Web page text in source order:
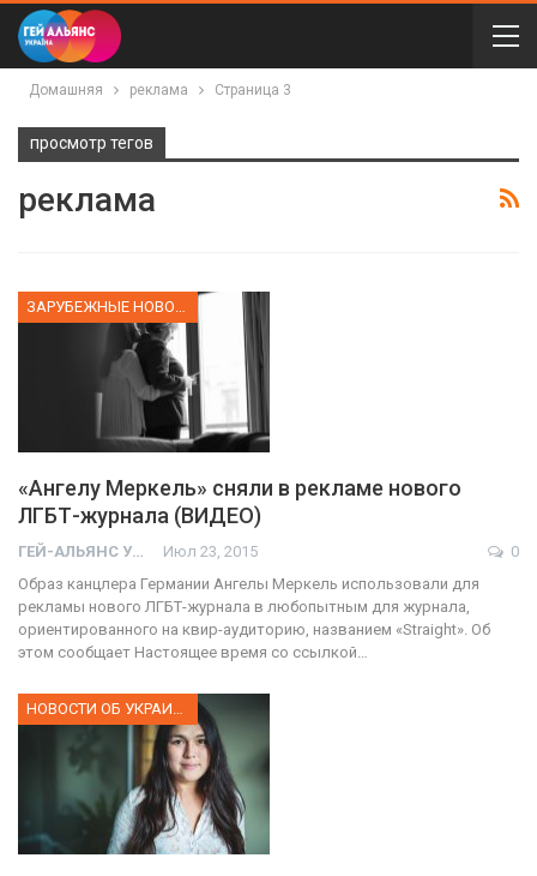
Домашняя реклама Страница 3
просмотр тегов
реклама
«Ангелу Меркель» сняли в рекламе нового
ЛГБТ-журнала (ВИДЕО)
ГЕЙ-АЛЬЯНС УКРАИНА Июл 23, 2015
0
Образ канцлера Германии Ангелы Меркель использовали для
рекламы нового ЛГБТ-журнала в любопытным для журнала,
ориентированного на квир-аудиторию, названием «Straight». Об
этом сообщает Настоящее время со ссылкой…
НОВОСТИ ОБ УКРАИНЕ